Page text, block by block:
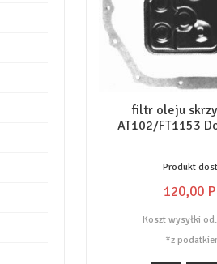
filtr oleju
AT102/FT1153
Produkt
120,00
Koszt wysyłki
*z